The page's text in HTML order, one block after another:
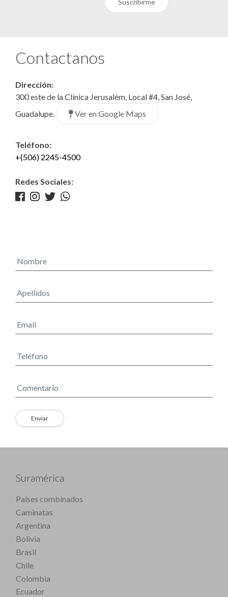
Suscribirme
Contactanos
Dirección:
300 este de la Clínica Jerusalém, Local #4, San José,
Guadalupe.
Ver en Google Maps
Teléfono:
+(506) 2245-4500
Redes Sociales:
Suramérica
Países combinados
Caminatas
Argentina
Bolivia
Brasil
Chile
Colombia
Ecuador